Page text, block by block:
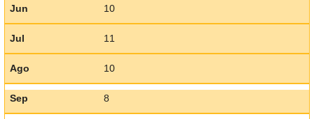
Jun 10
Jul 11
Ago 10
Sep 8